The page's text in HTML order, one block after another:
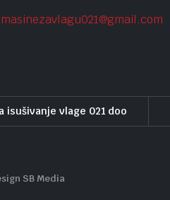
masinezavlagu021@gmail.com
isušivanje vlage 021 doo
SB Media